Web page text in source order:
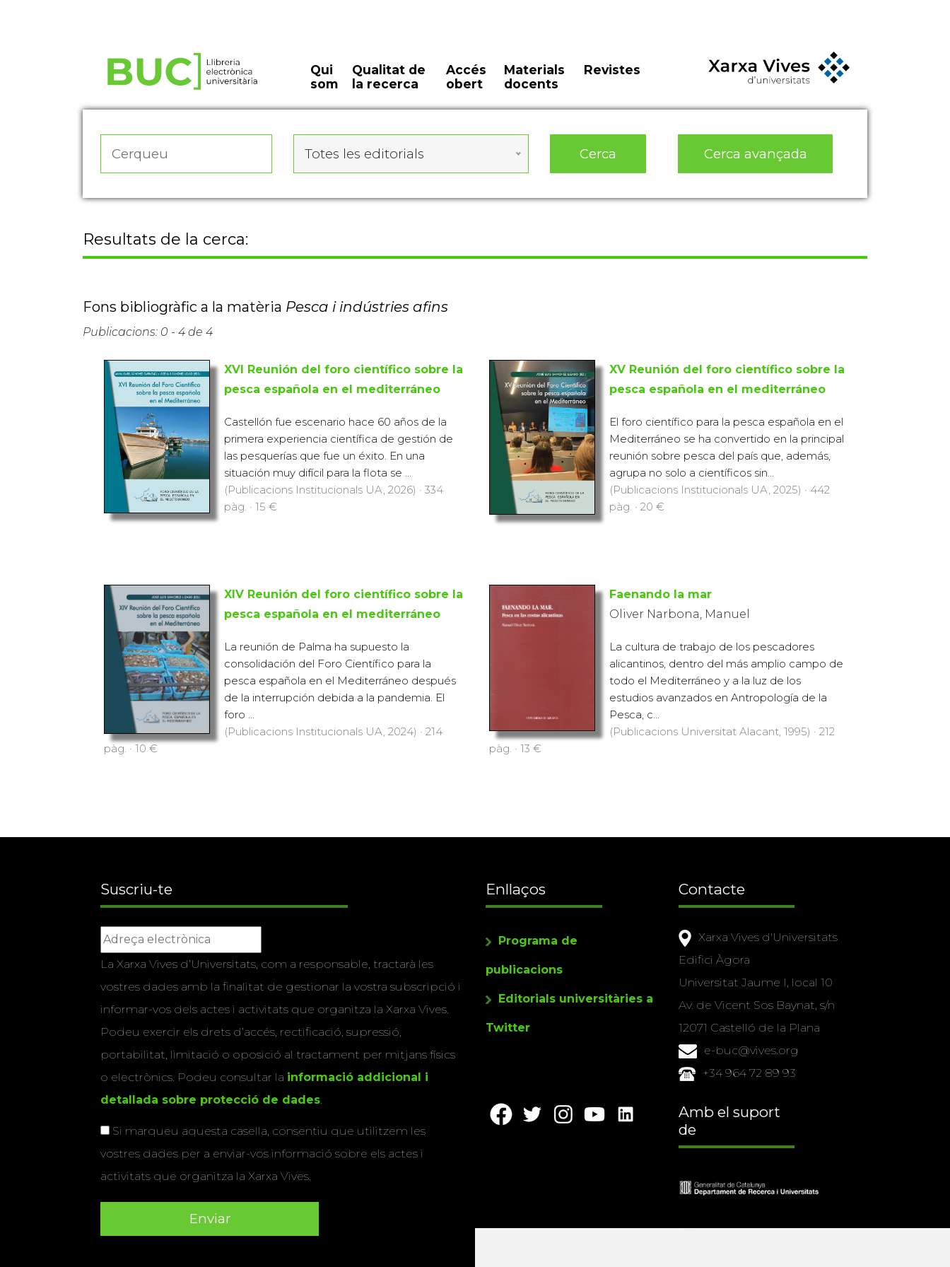
Qui
som
Qualitat de
la recerca
Accés
obert
Materials
docents
Revistes
Totes les editorials Cerca Cerca avançada
Resultats de la cerca:
Fons bibliogràfic a la matèria Pesca i indústries afins
Publicacions: 0 - 4 de 4
XVI Reunión del foro científico sobre la
pesca española en el mediterráneo
Castellón fue escenario hace 60 años de la
primera experiencia científica de gestión de
las pesquerías que fue un éxito. En una
situación muy difícil para la flota se ...
(Publicacions Institucionals UA, 2026) · 334
pàg. · 15 €
XV Reunión del foro científico sobre la
pesca española en el mediterráneo
El foro científico para la pesca española en el
Mediterráneo se ha convertido en la principal
reunión sobre pesca del país que, además,
agrupa no solo a científicos sin...
(Publicacions Institucionals UA, 2025) · 442
pàg. · 20 €
XIV Reunión del foro científico sobre la
pesca española en el mediterráneo
La reunión de Palma ha supuesto la
consolidación del Foro Científico para la
pesca española en el Mediterráneo después
de la interrupción debida a la pandemia. El
foro ...
(Publicacions Institucionals UA, 2024) · 214
pàg. · 10 €
Faenando la mar
Oliver Narbona, Manuel
La cultura de trabajo de los pescadores
alicantinos, dentro del más amplio campo de
todo el Mediterráneo y a la luz de los
estudios avanzados en Antropología de la
Pesca, c...
(Publicacions Universitat Alacant, 1995) · 212
pàg. · 13 €
Suscriu-te
La Xarxa Vives d’Universitats, com a responsable, tractarà les
vostres dades amb la finalitat de gestionar la vostra subscripció i
informar-vos dels actes i activitats que organitza la Xarxa Vives.
Podeu exercir els drets d’accés, rectificació, supressió,
portabilitat, limitació o oposició al tractament per mitjans físics
o electrònics. Podeu consultar la informació addicional i
detallada sobre protecció de dades.
Si marqueu aquesta casella, consentiu que utilitzem les
vostres dades per a enviar-vos informació sobre els actes i
activitats que organitza la Xarxa Vives.
Enllaços
Programa de
publicacions
Editorials universitàries a
Twitter
Contacte
Xarxa Vives d'Universitats
Edifici Àgora
Universitat Jaume I, local 10
Av. de Vicent Sos Baynat, s/n
12071 Castelló de la Plana
e-buc@vives.org
+34 964 72 89 93
Amb el suport
de